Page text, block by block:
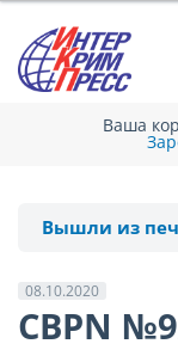
Ваша
Вышли из
08.10.2020
CBPN